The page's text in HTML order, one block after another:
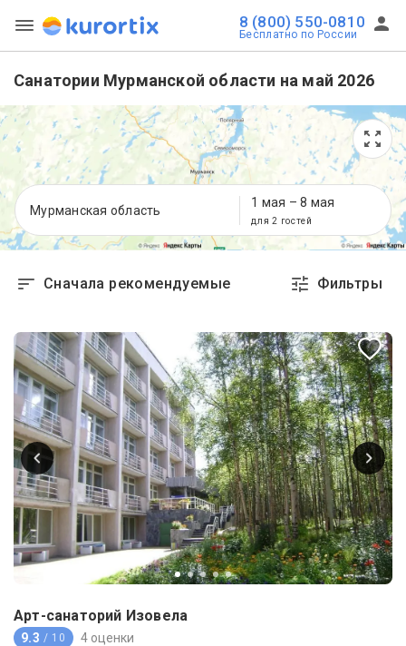
8 (800) 550-0810
Бесплатно по России
Санатории Мурманской области на май 2026
Мурманская область
1 мая – 8 мая
для 2 гостей
Сначала рекомендуемые Фильтры
Арт-санаторий Изовела
9.3 / 10 4 оценки